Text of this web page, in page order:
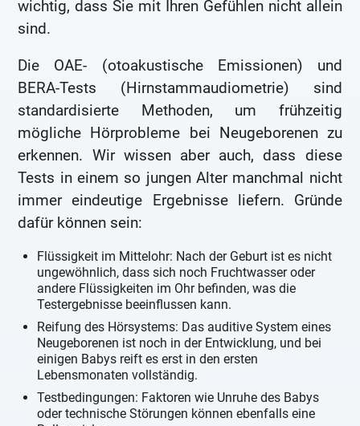
wichtig, dass Sie mit Ihren Gefühlen nicht allein
sind.
Die OAE- (otoakustische Emissionen) und
BERA-Tests (Hirnstammaudiometrie) sind
standardisierte Methoden, um frühzeitig
mögliche Hörprobleme bei Neugeborenen zu
erkennen. Wir wissen aber auch, dass diese
Tests in einem so jungen Alter manchmal nicht
immer eindeutige Ergebnisse liefern. Gründe
dafür können sein:
Flüssigkeit im Mittelohr: Nach der Geburt ist es nicht
ungewöhnlich, dass sich noch Fruchtwasser oder
andere Flüssigkeiten im Ohr befinden, was die
Testergebnisse beeinflussen kann.
Reifung des Hörsystems: Das auditive System eines
Neugeborenen ist noch in der Entwicklung, und bei
einigen Babys reift es erst in den ersten
Lebensmonaten vollständig.
Testbedingungen: Faktoren wie Unruhe des Babys
oder technische Störungen können ebenfalls eine